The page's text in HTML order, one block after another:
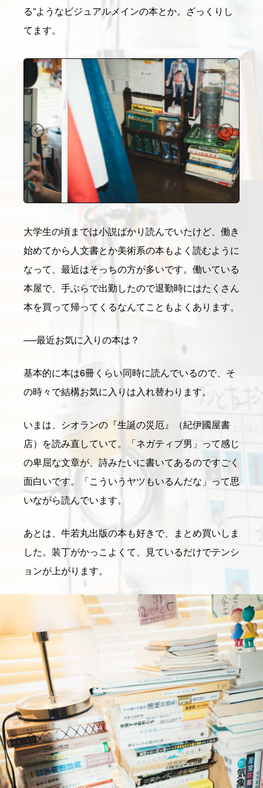
る”ようなビジュアルメインの本とか。ざっくりし
てます。
大学生の頃までは小説ばかり読んでいたけど、働き
始めてから人文書とか美術系の本もよく読むように
なって、最近はそっちの方が多いです。働いている
本屋で、手ぶらで出勤したので退勤時にはたくさん
本を買って帰ってくるなんてこともよくあります。
──最近お気に入りの本は？
基本的に本は6冊くらい同時に読んでいるので、そ
の時々で結構お気に入りは入れ替わります。
いまは、シオランの『生誕の災厄』（紀伊國屋書
店）を読み直していて。「ネガティブ男」って感じ
の卑屈な文章が、詩みたいに書いてあるのですごく
面白いです。「こういうヤツもいるんだな」って思
いながら読んでいます。
あとは、牛若丸出版の本も好きで、まとめ買いしま
した。装丁がかっこよくて、見ているだけでテンシ
ョンが上がります。